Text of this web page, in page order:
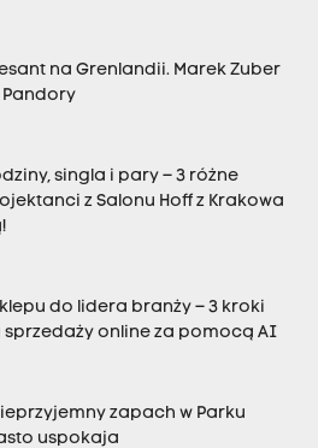
na Grenlandii. Marek Zuber
singla i pary – 3 różne
z Salonu Hoff z Krakowa
do lidera branży – 3 kroki
sprzedaży online za pomocą AI
zapach w Parku
uspokaja